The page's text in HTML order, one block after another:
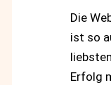
Die
ist so
Erfolg